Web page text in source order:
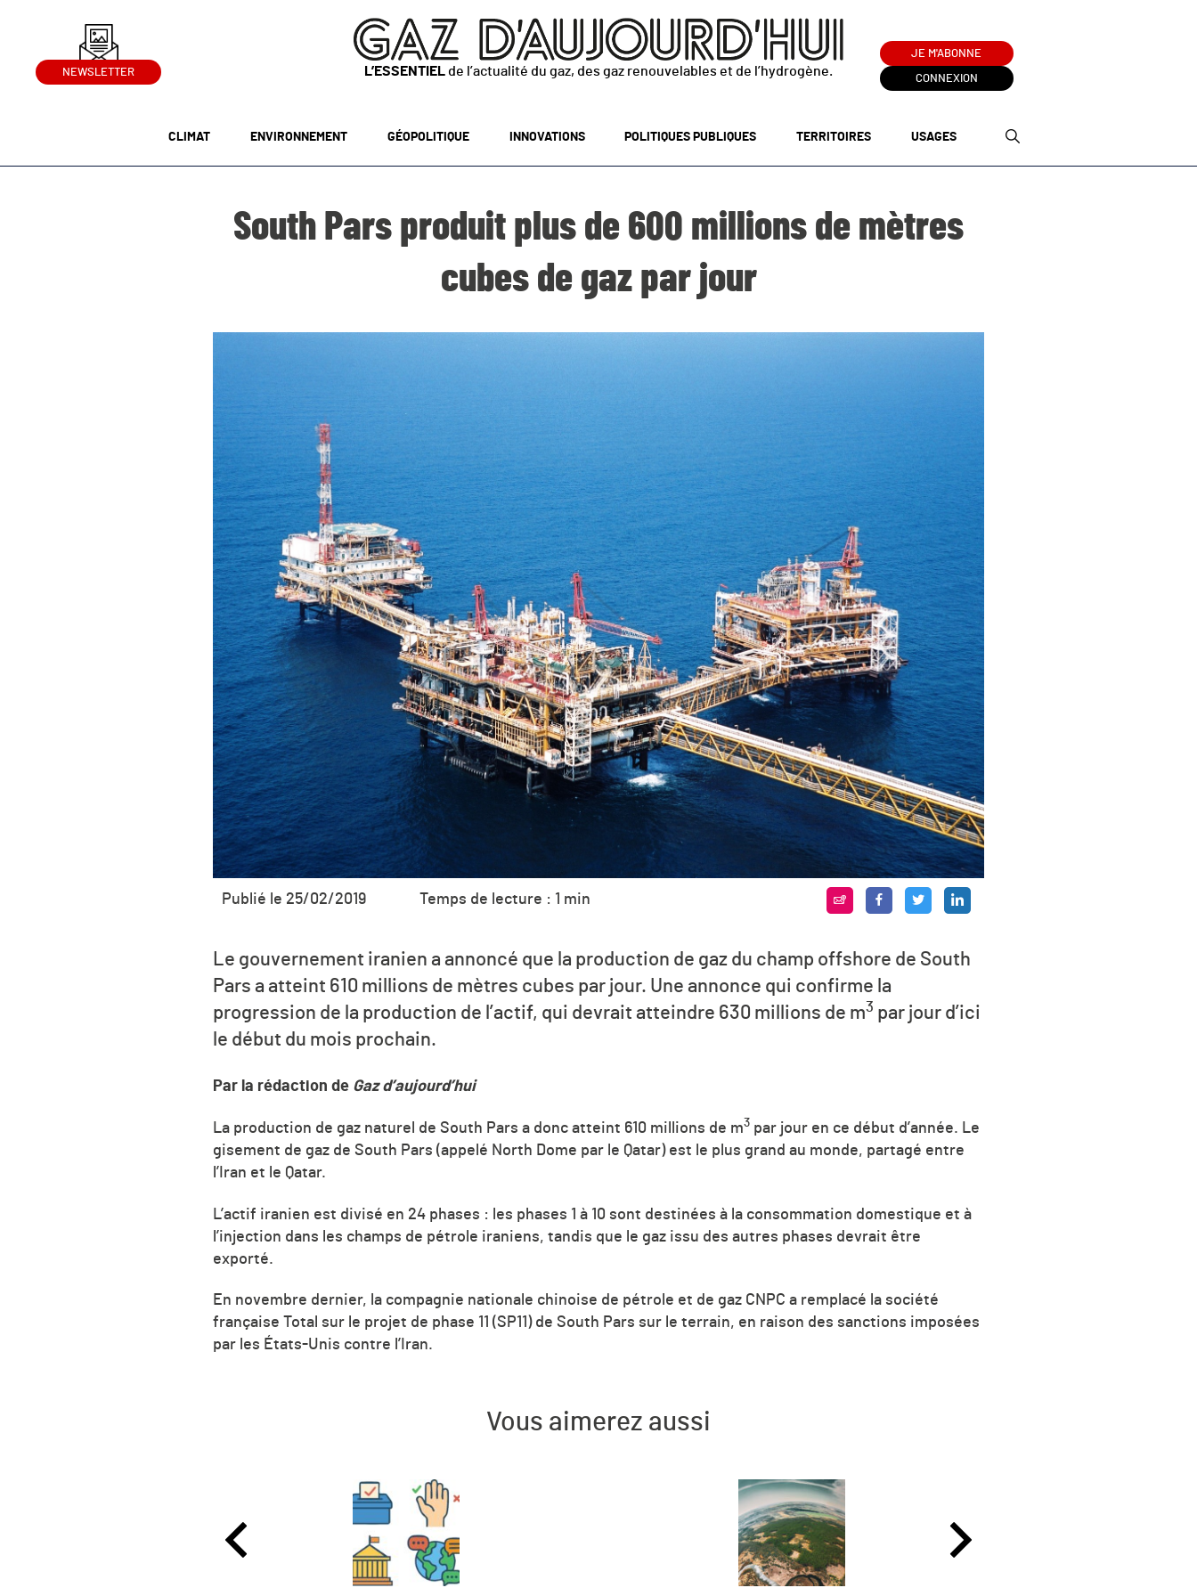
NEWSLETTER L’ESSENTIEL de l’actualité du gaz, des gaz renouvelables et de l’hydrogène.
JE M'ABONNE
CONNEXION
CLIMAT ENVIRONNEMENT GÉOPOLITIQUE INNOVATIONS POLITIQUES PUBLIQUES TERRITOIRES USAGES
South Pars produit plus de 600 millions de mètres
cubes de gaz par jour
Publié le 25/02/2019 Temps de lecture : 1 min
Le gouvernement iranien a annoncé que la production de gaz du champ offshore de South
Pars a atteint 610 millions de mètres cubes par jour. Une annonce qui confirme la
progression de la production de l’actif, qui devrait atteindre 630 millions de m3 par jour d’ici
le début du mois prochain.
Par la rédaction de Gaz d’aujourd’hui
La production de gaz naturel de South Pars a donc atteint 610 millions de m3 par jour en ce début d’année. Le
gisement de gaz de South Pars (appelé North Dome par le Qatar) est le plus grand au monde, partagé entre
l’Iran et le Qatar.
L’actif iranien est divisé en 24 phases : les phases 1 à 10 sont destinées à la consommation domestique et à
l’injection dans les champs de pétrole iraniens, tandis que le gaz issu des autres phases devrait être
exporté.
En novembre dernier, la compagnie nationale chinoise de pétrole et de gaz CNPC a remplacé la société
française Total sur le projet de phase 11 (SP11) de South Pars sur le terrain, en raison des sanctions imposées
par les États-Unis contre l’Iran.
Vous aimerez aussi